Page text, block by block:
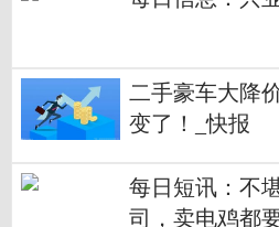
二手豪车大降
变了！_快报
每日短讯：不
司，卖电鸡都